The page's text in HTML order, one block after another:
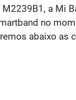
a Mi
no
abaixo as